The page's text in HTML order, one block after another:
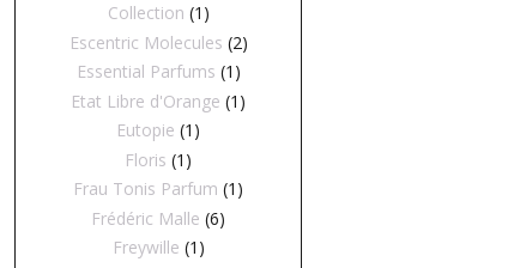
Collection (1)
Escentric Molecules (2)
Essential Parfums (1)
Etat Libre d'Orange (1)
Eutopie (1)
Floris (1)
Frau Tonis Parfum (1)
Frédéric Malle (6)
Freywille (1)